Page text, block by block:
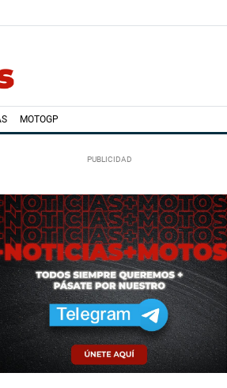
MOTOGP